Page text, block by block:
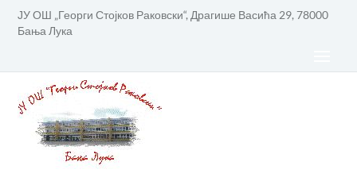
ЈУ ОШ „Георги Стојков Раковски“, Драгише Васића 29, 78000
Бања Лука